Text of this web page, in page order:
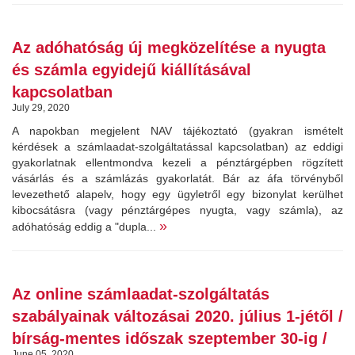
Az adóhatóság új megközelítése a nyugta
és számla egyidejű kiállításával
kapcsolatban
July 29, 2020
A napokban megjelent NAV tájékoztató (gyakran ismételt
kérdések a számlaadat-szolgáltatással kapcsolatban) az eddigi
gyakorlatnak ellentmondva kezeli a pénztárgépben rögzített
vásárlás és a számlázás gyakorlatát. Bár az áfa törvényből
levezethető alapelv, hogy egy ügyletről egy bizonylat kerülhet
kibocsátásra (vagy pénztárgépes nyugta, vagy számla), az
adóhatóság eddig a "dupla... »
Az online számlaadat-szolgáltatás
szabályainak változásai 2020. július 1-jétől /
bírság-mentes időszak szeptember 30-ig /